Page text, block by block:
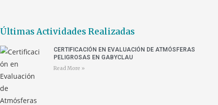
Últimas Actividades Realizadas
CERTIFICACIÓN EN EVALUACIÓN DE ATMÓSFERAS
PELIGROSAS EN GABYCLAU
Read More »